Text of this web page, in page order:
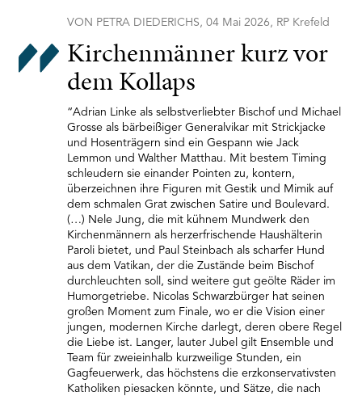
VON PETRA DIEDERICHS, 04 Mai 2026, RP Krefeld
Kir­chen­män­ner kurz vor
dem Kol­laps
“Adrian Linke als selbstverliebter Bischof und Michael
Grosse als bärbeißiger Generalvikar mit Strickjacke
und Hosenträgern sind ein Gespann wie Jack
Lemmon und Walther Matthau. Mit bestem Timing
schleudern sie einander Pointen zu, kontern,
überzeichnen ihre Figuren mit Gestik und Mimik auf
dem schmalen Grat zwischen Satire und Boulevard.
(…) Nele Jung, die mit kühnem Mundwerk den
Kirchenmännern als herzerfrischende Haushälterin
Paroli bietet, und Paul Steinbach als scharfer Hund
aus dem Vatikan, der die Zustände beim Bischof
durchleuchten soll, sind weitere gut geölte Räder im
Humorgetriebe. Nicolas Schwarzbürger hat seinen
großen Moment zum Finale, wo er die Vision einer
jungen, modernen Kirche darlegt, deren obere Regel
die Liebe ist. Langer, lauter Jubel gilt Ensemble und
Team für zweieinhalb kurzweilige Stunden, ein
Gagfeuerwerk, das höchstens die erzkonservativsten
Katholiken piesacken könnte, und Sätze, die nach